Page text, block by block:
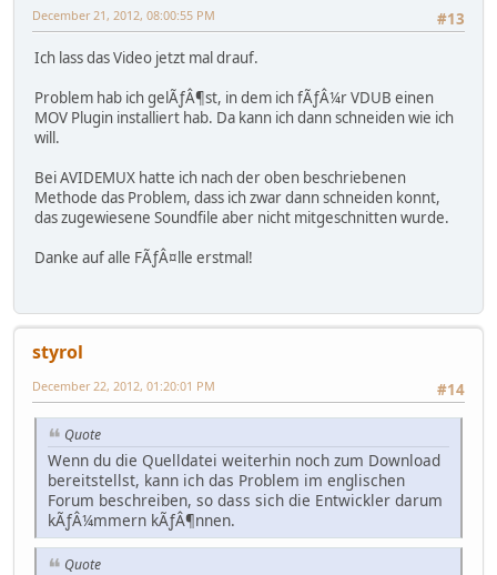
#13
December 21, 2012, 08:00:55 PM
Ich lass das Video jetzt mal drauf.
Problem hab ich gelÃƒÂ¶st, in dem ich fÃƒÂ¼r VDUB einen
MOV Plugin installiert hab. Da kann ich dann schneiden wie ich
will.
Bei AVIDEMUX hatte ich nach der oben beschriebenen
Methode das Problem, dass ich zwar dann schneiden konnt,
das zugewiesene Soundfile aber nicht mitgeschnitten wurde.
Danke auf alle FÃƒÂ¤lle erstmal!
styrol
#14
December 22, 2012, 01:20:01 PM
Quote
Wenn du die Quelldatei weiterhin noch zum Download
bereitstellst, kann ich das Problem im englischen
Forum beschreiben, so dass sich die Entwickler darum
kÃƒÂ¼mmern kÃƒÂ¶nnen.
Quote